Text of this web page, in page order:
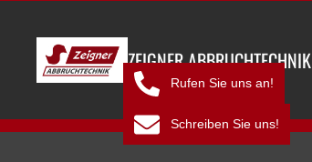
ZEIGNER ABBRUCHTECHNIK
Rufen Sie uns an!
Schreiben Sie uns!